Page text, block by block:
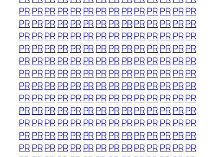
PRPRPRPRPR PRPRPRPRPRPRPR PRPR
PRPRPRPRPR PRPRPRPRPRPRPR PRPR
PRPRPRPRPR PRPRPRPRPRPRPR PRPR
PRPRPRPRPR PRPRPRPRPRPRPR PRPR
PRPRPRPRPR PRPRPRPRPRPRPR PRPR
PRPRPRPRPR PRPRPRPRPRPRPR PRPR
PRPRPRPRPR PRPRPRPRPRPRPR PRPR
PRPRPRPRPR PRPRPRPRPRPRPR PRPR
PRPRPRPRPR PRPRPRPRPRPRPR PRPR
PRPRPRPRPR PRPRPRPRPRPRPR PRPR
PRPRPRPRPR PRPRPRPRPRPRPR PRPR
PRPRPRPRPR PRPRPRPRPRPRPR PRPR